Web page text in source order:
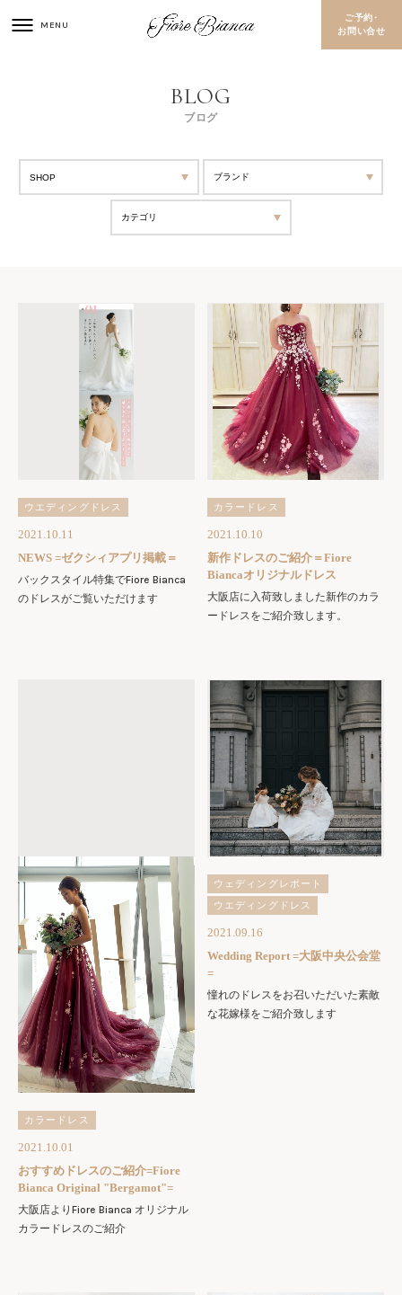
ご予約･
お問い合せ
ブログ
ウエディングドレス
2021.10.11
NEWS =ゼクシィアプリ掲載＝
バックスタイル特集でFiore Bianca
のドレスがご覧いただけます
カラードレス
2021.10.10
新作ドレスのご紹介＝Fiore
Biancaオリジナルドレス
大阪店に入荷致しました新作のカラ
ードレスをご紹介致します。
カラードレス
2021.10.01
おすすめドレスのご紹介=Fiore
Bianca Original "Bergamot"=
大阪店よりFiore Bianca オリジナル
カラードレスのご紹介
ウェディングレポート
ウエディングドレス
2021.09.16
Wedding Report =大阪中央公会堂
=
憧れのドレスをお召いただいた素敵
な花嫁様をご紹介致します